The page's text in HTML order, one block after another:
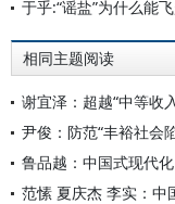
于乎:“谣盐”为什么能
相同主题阅读
谢宜泽：超越“中等收
尹俊：防范“丰裕社会
鲁品越：中国式现代